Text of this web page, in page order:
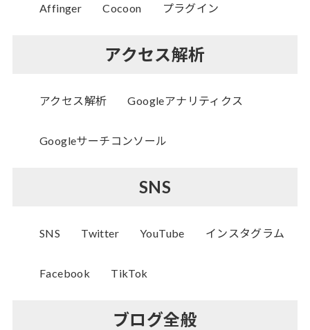
Affinger Cocoon プラグイン
アクセス解析
アクセス解析 Googleアナリティクス
Googleサーチコンソール
SNS
SNS Twitter YouTube インスタグラム
Facebook TikTok
ブログ全般